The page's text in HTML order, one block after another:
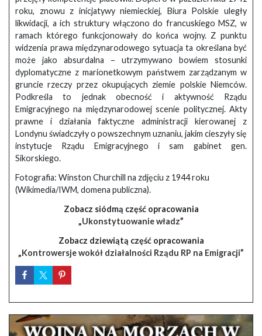
roku, znowu z inicjatywy niemieckiej, Biura Polskie uległy
likwidacji, a ich struktury włączono do francuskiego MSZ, w
ramach którego funkcjonowały do końca wojny. Z punktu
widzenia prawa międzynarodowego sytuacja ta określana być
może jako absurdalna – utrzymywano bowiem stosunki
dyplomatyczne z marionetkowym państwem zarządzanym w
gruncie rzeczy przez okupujących ziemie polskie Niemców.
Podkreśla to jednak obecność i aktywność Rządu
Emigracyjnego na międzynarodowej scenie politycznej. Akty
prawne i działania faktyczne administracji kierowanej z
Londynu świadczyły o powszechnym uznaniu, jakim cieszyły się
instytucje Rządu Emigracyjnego i sam gabinet gen.
Sikorskiego.
Fotografia: Winston Churchill na zdjęciu z 1944 roku
(Wikimedia/IWM, domena publiczna).
Zobacz siódmą część opracowania
„Ukonstytuowanie władz”
Zobacz dziewiątą część opracowania
„Kontrowersje wokół działalności Rządu RP na Emigracji”